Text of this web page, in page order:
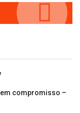
compromisso –